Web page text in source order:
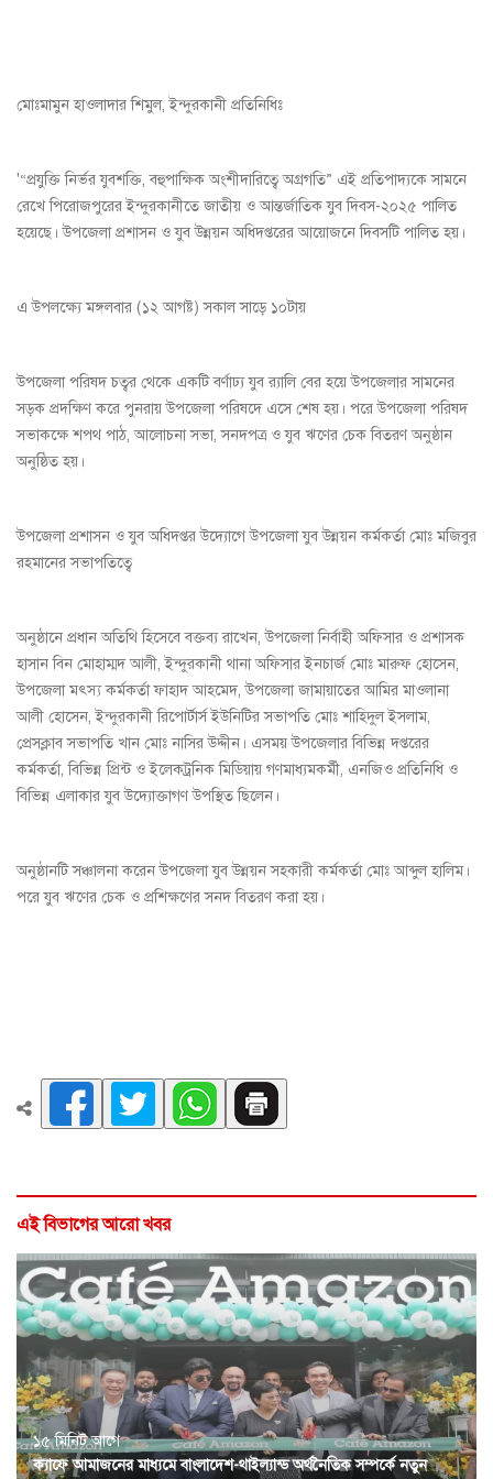
মোঃমামুন হাওলাদার শিমুল, ইন্দুরকানী প্রতিনিধিঃ
'“প্রযুক্তি নির্ভর যুবশক্তি, বহুপাক্ষিক অংশীদারিত্বে অগ্রগতি” এই প্রতিপাদ্যকে সামনে
রেখে পিরোজপুরের ইন্দুরকানীতে জাতীয় ও আন্তর্জাতিক যুব দিবস-২০২৫ পালিত
হয়েছে। উপজেলা প্রশাসন ও যুব উন্নয়ন অধিদপ্তরের আয়োজনে দিবসটি পালিত হয়।
এ উপলক্ষ্যে মঙ্গলবার (১২ আগষ্ট) সকাল সাড়ে ১০টায়
উপজেলা পরিষদ চত্বর থেকে একটি বর্ণাঢ্য যুব র‍্যালি বের হয়ে উপজেলার সামনের
সড়ক প্রদক্ষিণ করে পুনরায় উপজেলা পরিষদে এসে শেষ হয়। পরে উপজেলা পরিষদ
সভাকক্ষে শপথ পাঠ, আলোচনা সভা, সনদপত্র ও যুব ঋণের চেক বিতরণ অনুষ্ঠান
অনুষ্ঠিত হয়।
উপজেলা প্রশাসন ও যুব অধিদপ্তর উদ্যোগে উপজেলা যুব উন্নয়ন কর্মকর্তা মোঃ মজিবুর
রহমানের সভাপতিত্বে
অনুষ্ঠানে প্রধান অতিথি হিসেবে বক্তব্য রাখেন, উপজেলা নির্বাহী অফিসার ও প্রশাসক
হাসান বিন মোহাম্মদ আলী, ইন্দুরকানী থানা অফিসার ইনচার্জ মোঃ মারুফ হোসেন,
উপজেলা মৎস্য কর্মকর্তা ফাহাদ আহমেদ, উপজেলা জামায়াতের আমির মাওলানা
আলী হোসেন, ইন্দুরকানী রিপোর্টার্স ইউনিটির সভাপতি মোঃ শাহিদুল ইসলাম,
প্রেসক্লাব সভাপতি খান মোঃ নাসির উদ্দীন। এসময় উপজেলার বিভিন্ন দপ্তরের
কর্মকর্তা, বিভিন্ন প্রিন্ট ও ইলেকট্রনিক মিডিয়ায় গণমাধ্যমকর্মী, এনজিও প্রতিনিধি ও
বিভিন্ন এলাকার যুব উদ্যোক্তাগণ উপস্থিত ছিলেন।
অনুষ্ঠানটি সঞ্চালনা করেন উপজেলা যুব উন্নয়ন সহকারী কর্মকর্তা মোঃ আব্দুল হালিম।
পরে যুব ঋণের চেক ও প্রশিক্ষণের সনদ বিতরণ করা হয়।
এই বিভাগের আরো খবর
১৫ মিনিট আগে
ক্যাফে আমাজনের মাধ্যমে বাংলাদেশ-থাইল্যান্ড অর্থনৈতিক সম্পর্কে নতুন